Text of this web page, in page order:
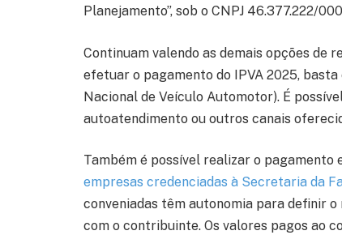
Planejamento”, sob o CNPJ 46.377.222/
Continuam valendo as demais opções de
efetuar o pagamento do IPVA 2025,
Nacional de Veículo Automotor). É
autoatendimento ou outros canais
Também é possível realizar o
empresas credenciadas à Secretaria da
conveniadas têm autonomia para definir
com o contribuinte. Os valores pagos ao